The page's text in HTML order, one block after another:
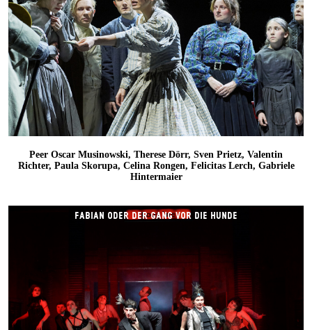
Peer Oscar Musinowski, Therese Dörr, Sven Prietz, Valentin
Richter, Paula Skorupa, Celina Rongen, Felicitas Lerch, Gabriele
Hintermaier
FABIAN ODER DER GANG VOR DIE HUNDE